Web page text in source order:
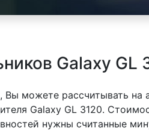
Galaxy GL
можете рассчитывать на
Galaxy GL 3120.
нужны считанные